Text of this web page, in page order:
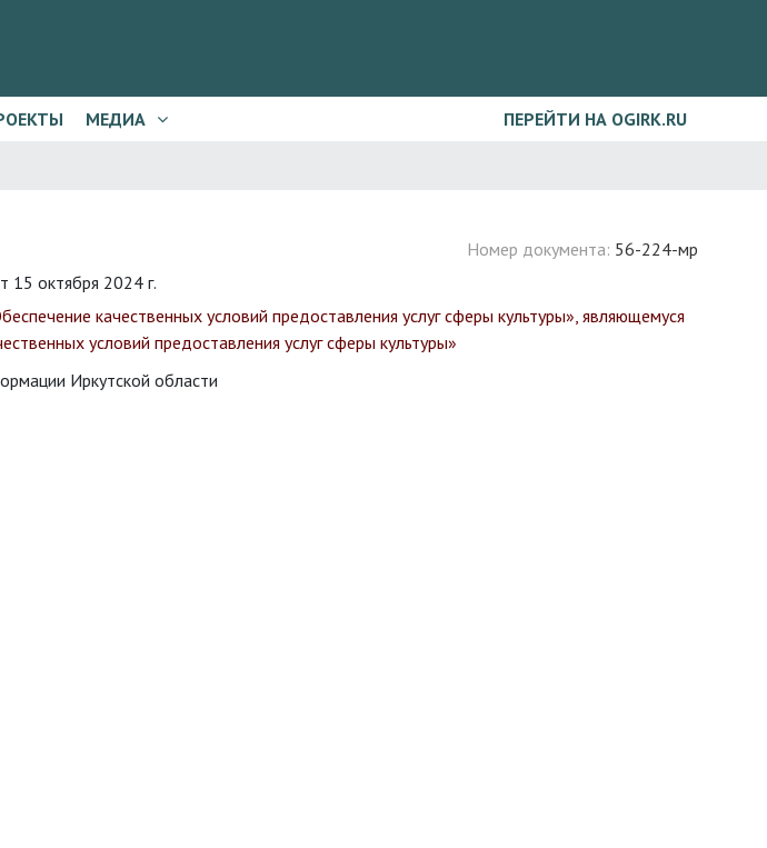
МЕДИА ПЕРЕЙТИ НА OGIRK.RU
Номер документа: 56-224-мр
октября 2024 г.
качественных условий предоставления услуг сферы культуры», являющемуся
условий предоставления услуг сферы культуры»
Иркутской области